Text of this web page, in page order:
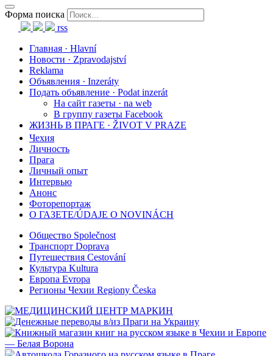
Форма поиска
rss
Главная · Hlavní
Новости · Zpravodajství
Reklama
Объявления · Inzeráty
Подать объявление · Podat inzerát
На сайт газеты · na web
В группу газеты Facebook
ЖИЗНЬ В ПРАГЕ · ŽIVOT V PRAZE
Чехия
Личность
Прага
Личный опыт
Интервью
Анонс
Фоторепортаж
О ГАЗЕТЕ/ÚDAJE O NOVINÁCH
Общество Společnost
Транспорт Doprava
Путешествия Cestování
Культура Kultura
Европа Evropa
Регионы Чехии Regiony Česka